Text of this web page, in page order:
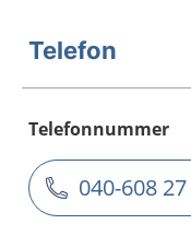
Telefon
Telefonnummer
040-608